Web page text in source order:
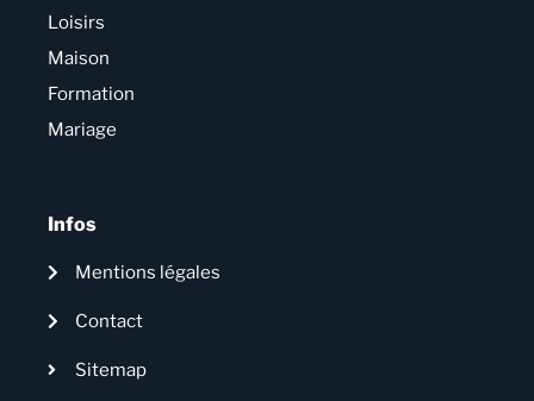
Loisirs
Maison
Formation
Mariage
Infos
Mentions légales
Contact
Sitemap